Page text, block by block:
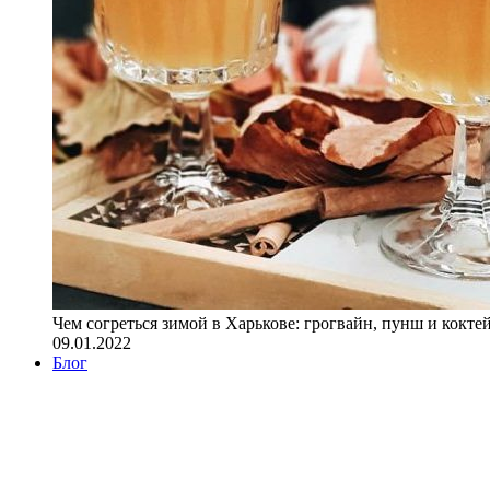
Чем согреться зимой в Харькове: грогвайн, пунш и
09.01.2022
Блог